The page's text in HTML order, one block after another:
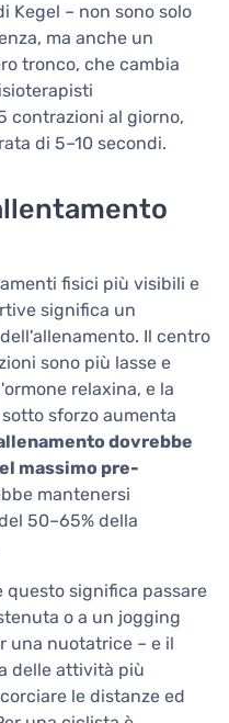
Kegel – non sono solo
ma anche un
tronco, che cambia
contrazioni al giorno,
di 5–10 secondi.
fisici più visibili e
significa un
Il centro
sono più lasse e
relaxina, e la
sforzo aumenta
dovrebbe
massimo pre-
mantenersi
50–65% della
significa passare
o a un jogging
una nuotatrice – e il
delle attività più
le distanze ed